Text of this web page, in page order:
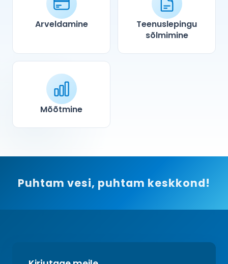
Arveldamine
Teenuslepingu
sõlmimine
Mõõtmine
Puhtam vesi, puhtam keskkond!